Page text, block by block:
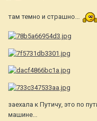
там темно и страшно...
заехала к Путичу, это по
машине...